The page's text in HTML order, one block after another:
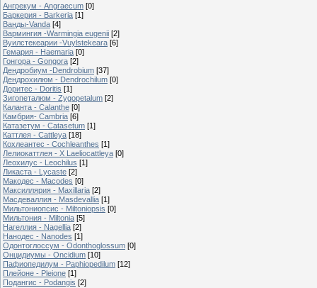
Ангрекум - Angraecum [0]
Баркерия - Barkeria [1]
Ванды-Vanda [4]
Вармингия -Warmingia eugenii [2]
Вуилстекеарии -Vuylstekeara [6]
Гемария - Haemaria [0]
Гонгора - Gongora [2]
Дендробиум -Dendrobium [37]
Дендрохилюм - Dendrochilum [0]
Доритес - Doritis [1]
Зигопеталюм - Zygopetalum [2]
Каланта - Calanthe [0]
Камбрия- Cambria [6]
Катазетум - Catasetum [1]
Каттлея - Cattleya [18]
Кохлеантес - Cochleanthes [1]
Лелиокаттлея - X Laeliocattleya [0]
Леохилус - Leochilus [1]
Ликаста - Lycaste [2]
Макодес - Macodes [0]
Максиллярия - Maxillaria [2]
Масдеваллия - Masdevallia [1]
Мильтониопсис - Miltoniopsis [0]
Мильтония - Miltonia [5]
Нагеллия - Nagellia [2]
Нанодес - Nanodes [1]
Одонтоглоссум - Odonthoglossum [0]
Онцидиумы - Oncidium [10]
Пафиопедилум - Paphiopedilum [12]
Плейоне - Pleione [1]
Подангис - Рodangis [2]